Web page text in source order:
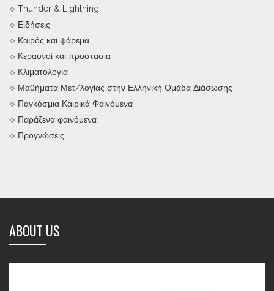
Thunder & Lightning
Ειδήσεις
Καιρός και ψάρεμα
Κεραυνοί και προστασία
Κλιματολογία
Μαθήματα Μετ/λογίας στην Ελληνική Ομάδα Διάσωσης
Παγκόσμια Καιρικά Φαινόμενα
Παράξενα φαινόμενα
Προγνώσεις
ABOUT US